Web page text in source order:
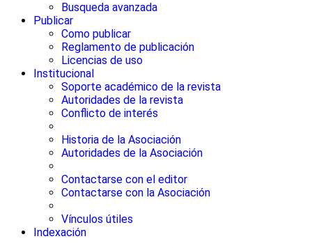
Busqueda avanzada
Publicar
Como publicar
Reglamento de publicación
Licencias de uso
Institucional
Soporte académico de la revista
Autoridades de la revista
Conflicto de interés
Historia de la Asociación
Autoridades de la Asociación
Contactarse con el editor
Contactarse con la Asociación
Vínculos útiles
Indexación